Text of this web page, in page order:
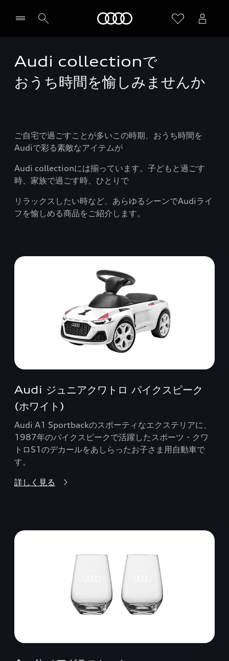
Audi collectionで
おうち時間を愉しみませんか
ご自宅で過ごすことが多いこの時期、おうち時間を
Audiで彩る素敵なアイテムが
Audi collectionには揃っています。子どもと過ごす
時、家族で過ごす時、ひとりで
リラックスしたい時など、あらゆるシーンでAudiライ
フを愉しめる商品をご紹介します。
Audi ジュニアクワトロ パイクスピーク
(ホワイト)
Audi A1 Sportbackのスポーティなエクステリアに、
1987年のパイクスピークで活躍したスポーツ・クワ
トロS1のデカールをあしらったお子さま用自動車で
す。
詳しく見る